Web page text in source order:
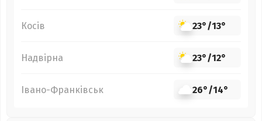
Косів 23°/13°
Надвірна 23°/12°
Івано-Франківськ 26°/14°